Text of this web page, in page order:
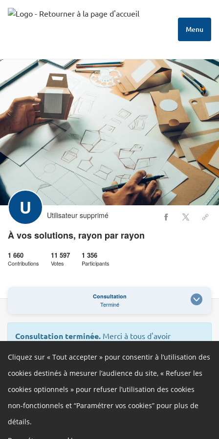
Menu
U Utilisateur supprimé
À vos solutions, rayon par rayon
1 660
Contributions
11 597
Votes
1 356
Participants
Consultation
Terminé
Consultation terminée. Merci à tous d'avoir
Cliquez sur « Tout accepter » pour consentir à l’utilisation des
cookies destinés à mesurer l’audience du site, « Refuser les
cookies optionnels » pour refuser l’utilisation des cookies
non-fonctionnels et “Paramétrer vos cookies” pour plus de
détails.
Autres liens
Cookies